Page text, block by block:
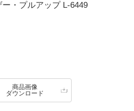
・プルアップ L-6449
商品画像
ダウンロード